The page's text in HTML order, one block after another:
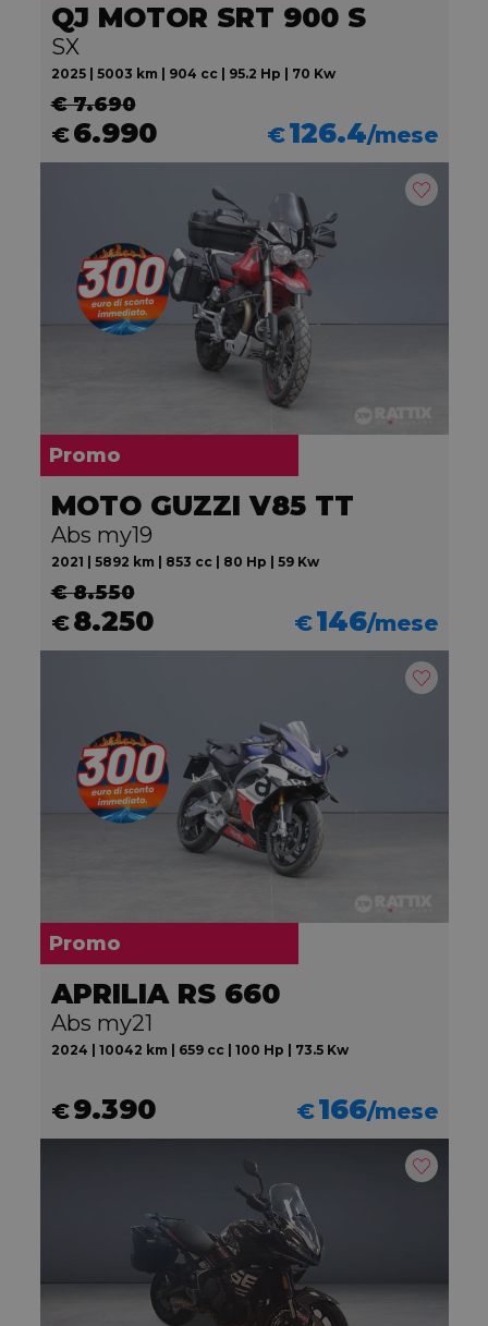
QJ MOTOR SRT 900 S
SX
2025 | 5003 km | 904 cc | 95.2 Hp | 70 Kw
€ 7.690
€6.990 €126.4/mese
Promo
MOTO GUZZI V85 TT
Abs my19
2021 | 5892 km | 853 cc | 80 Hp | 59 Kw
€ 8.550
€8.250 €146/mese
Promo
APRILIA RS 660
Abs my21
2024 | 10042 km | 659 cc | 100 Hp | 73.5 Kw
€9.390 €166/mese